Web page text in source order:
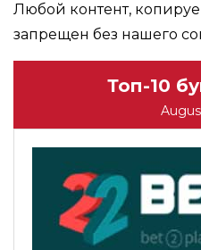
Любой контент,
запрещен без нашего
Топ-10